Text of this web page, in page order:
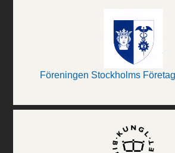
Föreningen Stockholms